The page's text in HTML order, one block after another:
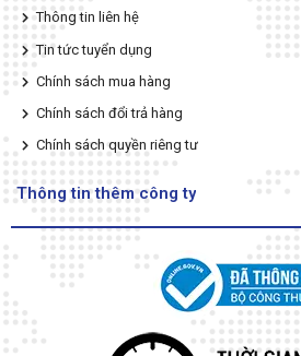
Thông tin liên hệ
Tin tức tuyển dụng
Chính sách mua hàng
Chính sách đổi trả hàng
Chính sách quyền riêng tư
Thông tin thêm công ty